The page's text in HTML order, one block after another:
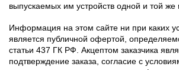
выпускаемых им устройств одной и той же
Информация на этом сайте ни при каких
является публичной офертой,
статьи 437 ГК РФ. Акцептом заказчика
подтверждение заказа, согласие с